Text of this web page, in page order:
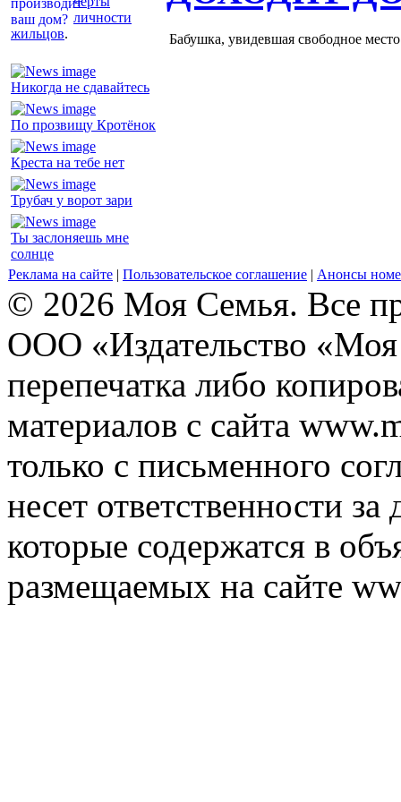
личности
жильцов.
Никогда не сдавайтесь
По прозвищу Кротёнок
Креста на тебе нет
Трубач у ворот зари
Ты заслоняешь мне
солнце
Бабушка, увидевшая свободное
Реклама на сайте | Пользовательское соглашение | Анонсы
© 2026 Моя Семья. Все
ООО «Издательство
перепечатка либо
материалов с сайта
только с письменного
несет ответственности
которые содержатся в
размещаемых на сайте